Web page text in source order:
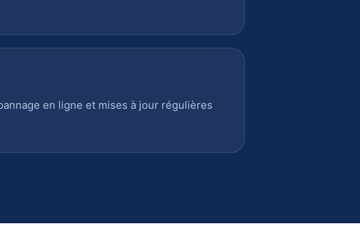
en ligne et mises à jour régulières